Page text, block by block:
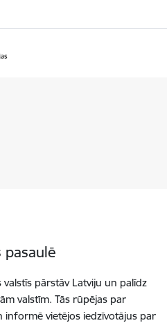
pasaulē
valstīs pārstāv Latviju un palīdz
valstīm. Tās rūpējas par
informē vietējos iedzīvotājus par